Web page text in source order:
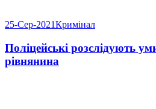
25-Сер-2021Кримінал
Поліцейські розслідують
рівнянина